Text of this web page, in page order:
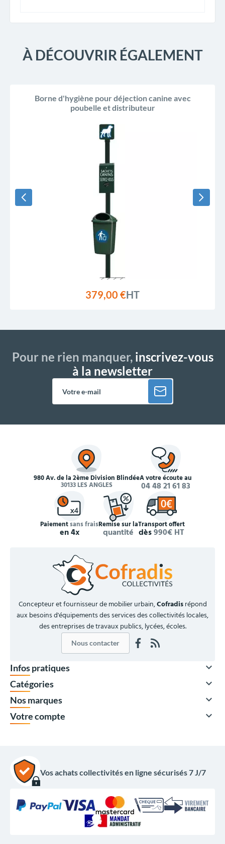
À DÉCOUVRIR ÉGALEMENT
Borne d'hygiène pour déjection canine avec
poubelle et distributeur
379,00 €HT
Pour ne rien manquer,inscrivez-vous
à la newsletter
980 Av. de la 2ème Division Blindée
30133 LES ANGLES
À votre écoute au
04 48 21 61 83
Paiementsans frais
en 4x
Remise sur la
quantité
Transport offert
dès990€ HT
Concepteur et fournisseur de mobilier urbain,Cofradisrépond
aux besoins d'équipements des services des collectivités locales,
des entreprises de travaux publics, lycées, écoles.
Nous contacter
Infos pratiques 
Catégories 
Nos marques 
Votre compte 
Vos achats collectivités en ligne sécurisés 7 J/7